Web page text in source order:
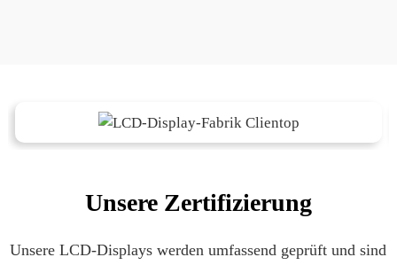
Unsere Zertifizierung
Unsere LCD-Displays werden umfassend geprüft und sind